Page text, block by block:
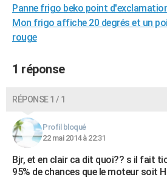
Destinations
City break
Voyage nature
Voyage de noces
Forum
Climat
+PHOTO
GUIDES D'ACHAT
BONS PLANS
Dictionnaire
Biographies
Citations
Expressions
Proverbes
PROGRAMME TV
COPAINS D'AVANT
Panne frigo beko point
Mon frigo affiche 20 degrés et un
rouge
1 réponse
RÉPONSE 1 / 1
Profil bloqué
22 mai 2014 à 22:31
Bjr, et en clair ca dit quoi?? s il fait
95% de chances que le moteur soit